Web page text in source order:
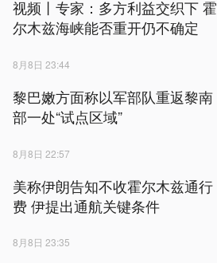
视频丨专家：多方利益交织下 霍
尔木兹海峡能否重开仍不确定
8月8日 23:44
黎巴嫩方面称以军部队重返黎南
部一处“试点区域”
8月8日 22:57
美称伊朗告知不收霍尔木兹通行
费 伊提出通航关键条件
8月8日 23:35